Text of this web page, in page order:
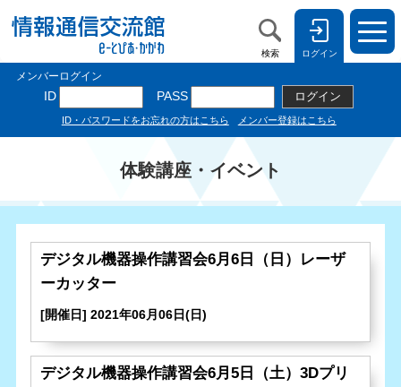
検索 ログイン
体験講座・イベント
デジタル機器操作講習会6月6日（日）レーザ
ーカッター
[開催日] 2021年06月06日(日)
デジタル機器操作講習会6月5日（土）3Dプリ